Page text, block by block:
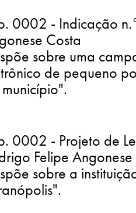
0002 - Indicação
Costa
sobre uma
de pequeno
.
0002 - Projeto de
Felipe
sobre a
.